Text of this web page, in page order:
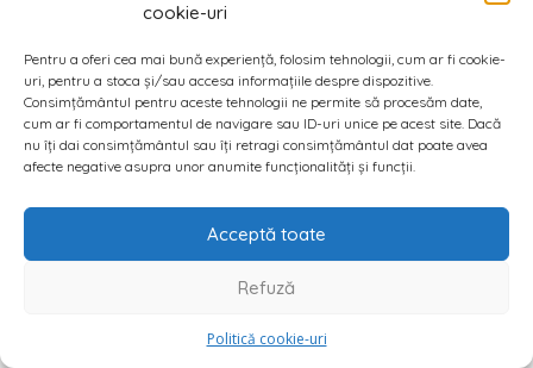
cookie-uri
Pentru a oferi cea mai bună experiență, folosim tehnologii, cum ar fi cookie-
uri, pentru a stoca și/sau accesa informațiile despre dispozitive.
Consimțământul pentru aceste tehnologii ne permite să procesăm date,
cum ar fi comportamentul de navigare sau ID-uri unice pe acest site. Dacă
nu îți dai consimțământul sau îți retragi consimțământul dat poate avea
afecte negative asupra unor anumite funcționalități și funcții.
Acceptă toate
Refuză
Politică cookie-uri
Viitoare
Selectează
data.
Anterior
Evenimente
Azi
Următor
Evenimente
Abonează-te la calendar